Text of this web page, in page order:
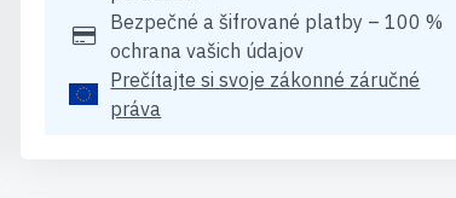
Bezpečné a šifrované platby – 100 %
ochrana vašich údajov
Prečítajte si svoje zákonné záručné
práva